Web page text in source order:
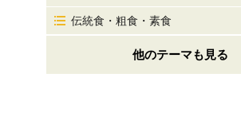
伝統食・粗食・素食
他のテーマも見る